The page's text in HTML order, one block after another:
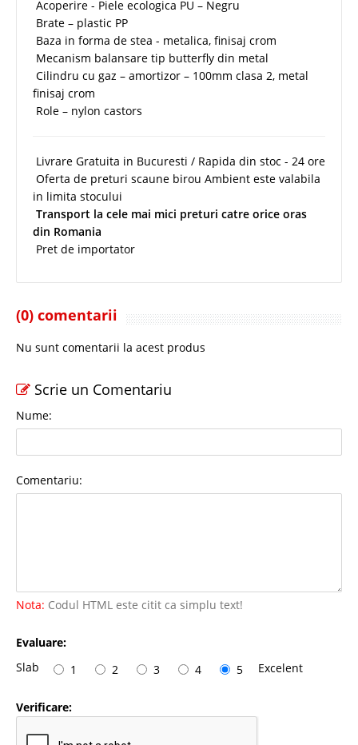
Acoperire - Piele ecologica PU – Negru
Brate – plastic PP
Baza in forma de stea - metalica, finisaj crom
Mecanism balansare tip butterfly din metal
Cilindru cu gaz – amortizor – 100mm clasa 2, metal
finisaj crom
Role – nylon castors
Livrare Gratuita in Bucuresti / Rapida din stoc - 24 ore
Oferta de preturi scaune birou Ambient este valabila
in limita stocului
Transport la cele mai mici preturi catre orice oras
din Romania
Pret de importator
(0) comentarii
Nu sunt comentarii la acest produs
Scrie un Comentariu
Nume:
Comentariu:
Nota: Codul HTML este citit ca simplu text!
Evaluare:
Slab
1 2 3 4 5 Excelent
Verificare: